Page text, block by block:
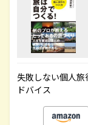
失敗しない個人
ドバイス